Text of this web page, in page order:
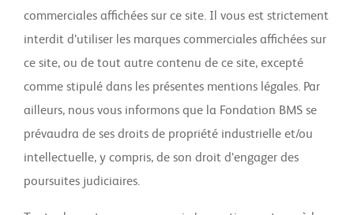
commerciales affichées sur ce site. Il vous est strictement
interdit d’utiliser les marques commerciales affichées sur
ce site, ou de tout autre contenu de ce site, excepté
comme stipulé dans les présentes mentions légales. Par
ailleurs, nous vous informons que la Fondation BMS se
prévaudra de ses droits de propriété industrielle et/ou
intellectuelle, y compris, de son droit d’engager des
poursuites judiciaires.